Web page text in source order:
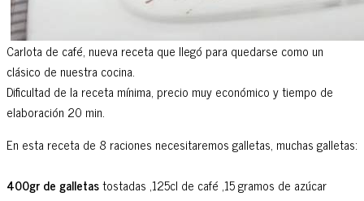
Carlota de café, nueva receta que llegó para quedarse como un
clásico de nuestra cocina.
Dificultad de la receta mínima, precio muy económico y tiempo de
elaboración 20 min.
En esta receta de 8 raciones necesitaremos galletas, muchas galletas:
400gr de galletastostadas ,125cl de café ,15 gramos de azúcar